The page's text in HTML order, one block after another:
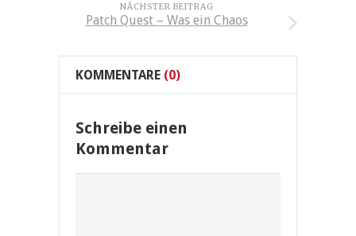
NÄCHSTER BEITRAG
Patch Quest – Was ein Chaos
KOMMENTARE (0)
Schreibe einen
Kommentar